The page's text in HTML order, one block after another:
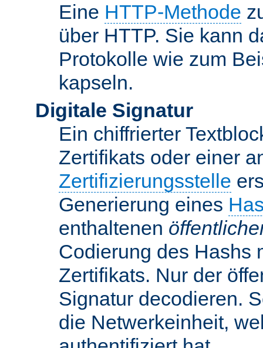
Eine HTTP-Methode
über HTTP. Sie kann
Protokolle wie zum
kapseln.
Digitale Signatur
Ein chiffrierter
Zertifikats oder einer
Zertifizierungsstelle
Generierung eines
enthaltenen
Codierung des Hashs
Zertifikats. Nur der
Signatur decodieren.
die Netwerkeinheit,